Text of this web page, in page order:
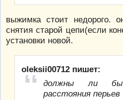
выжимка стоит недорого.
снятия старой цепи(если
установки новой.
oleksii00712 пишет:
должны ли
расстояния перьев